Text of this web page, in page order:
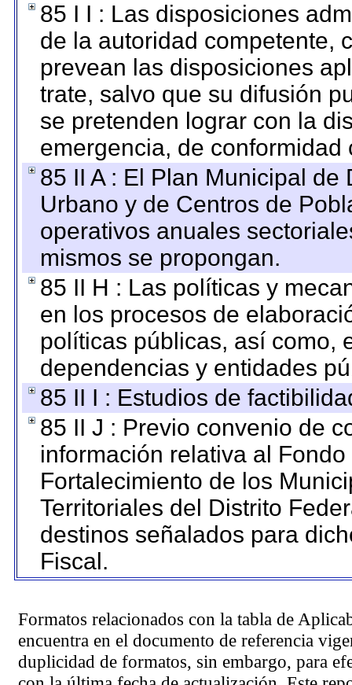
85 I I : Las disposiciones
de la autoridad competente,
prevean las disposiciones
trate, salvo que su difusión
se pretenden lograr con la
emergencia, de
85 II A : El Plan Municipal
Urbano y de Centros de
operativos anuales
mismos se propongan.
85 II H : Las políticas y
en los procesos de
políticas públicas, así como,
dependencias y entidades
85 II I : Estudios de
85 II J : Previo convenio de
información relativa al
Fortalecimiento de los
Territoriales del Distrito
destinos señalados para
Fiscal.
Formatos relacionados con la tabla de
encuentra en el documento de referencia
duplicidad de formatos, sin embargo, para